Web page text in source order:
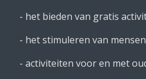
- het bieden van gratis
- het stimuleren van mensen
- activiteiten voor en met